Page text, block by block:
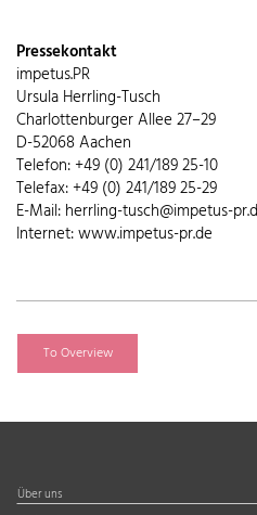
Pressekontakt
impetus.PR
Ursula Herrling-Tusch
Charlottenburger Allee 27–29
D-52068 Aachen
Telefon: +49 (0) 241/189 25-10
Telefax: +49 (0) 241/189 25-29
E-Mail: herrling-tusch@impetus-
Internet: www.impetus-pr.de
To Overview
Über uns